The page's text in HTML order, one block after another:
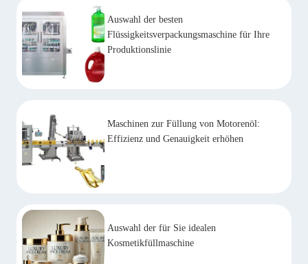
Auswahl der besten
Flüssigkeitsverpackungsmaschine für Ihre
Produktionslinie
Maschinen zur Füllung von Motorenöl:
Effizienz und Genauigkeit erhöhen
Auswahl der für Sie idealen
Kosmetikfüllmaschine